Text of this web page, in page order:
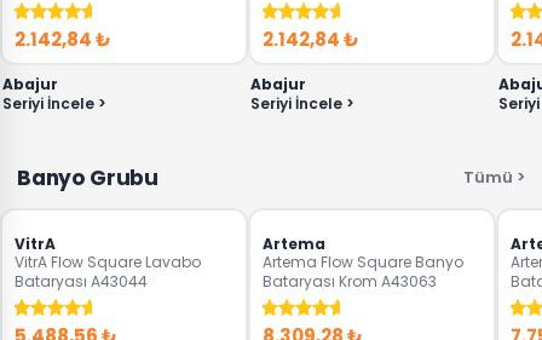
2.142,84 ₺
Abajur
Seriyi İncele >
2.142,84 ₺
Abajur
Seriyi İncele >
Banyo Grubu Tümü >
VitrA
VitrA Flow Square Lavabo
Bataryası A43044
Artema
Artema Flow Square Banyo
Bataryası Krom A43063